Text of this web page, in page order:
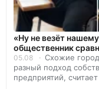
«Ну не везёт
общественник
05.08
Схожие
разный подход
предприятий,